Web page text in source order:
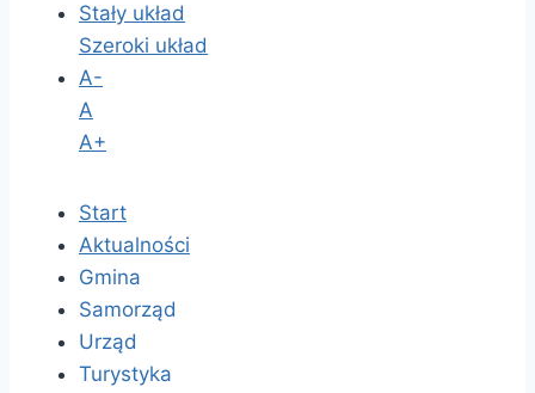
Stały układ
Szeroki układ
A-
A
A+
Start
Aktualności
Gmina
Samorząd
Urząd
Turystyka